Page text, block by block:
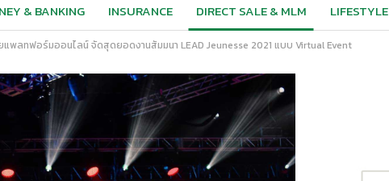
& BANKING INSURANCE DIRECT SALE & MLM LIFESTYLE
แพลทฟอร์มออนไลน์ จัดสุดยอดงานสัมมนา LEAD Jeunesse 2021 แบบ Virtual Event